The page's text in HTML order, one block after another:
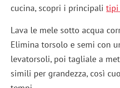
cucina, scopri i principalitipi
Lava le mele sotto acqua
Elimina torsolo e semi con
levatorsoli, poi tagliale a
simili per grandezza, così